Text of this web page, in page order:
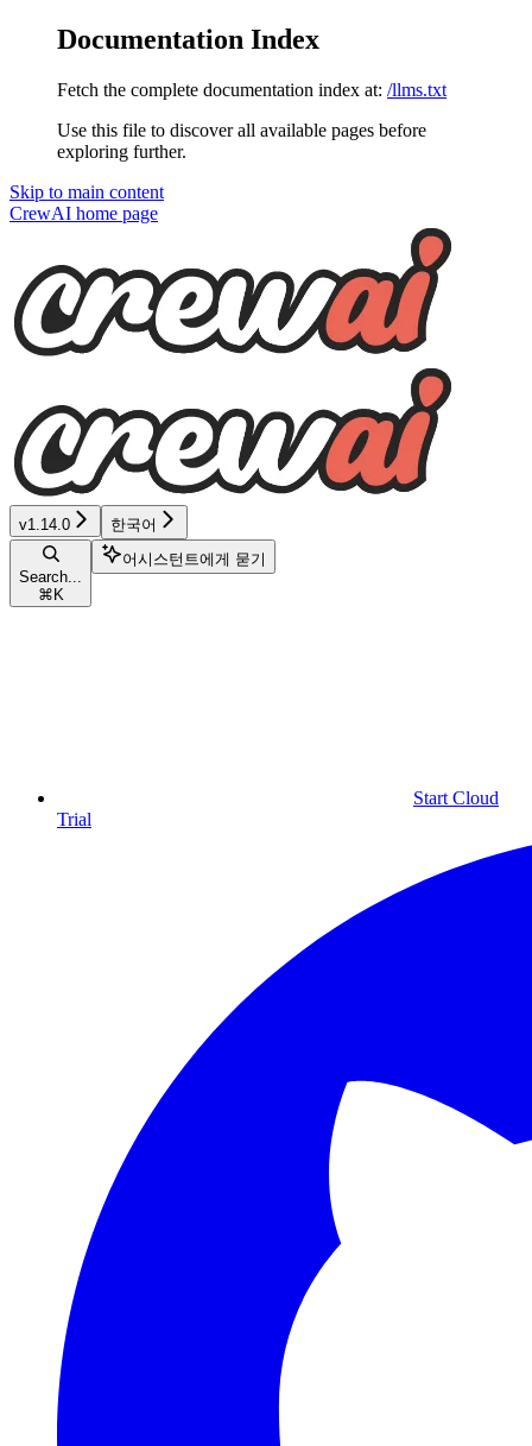
Documentation Index
Fetch the complete documentation index at: /llms.txt
Use this file to discover all available pages before
exploring further.
Skip to main content
CrewAI home page
v1.14.0 한국어
Search...
⌘ K
어시스턴트에게 묻기
Start Cloud
Trial